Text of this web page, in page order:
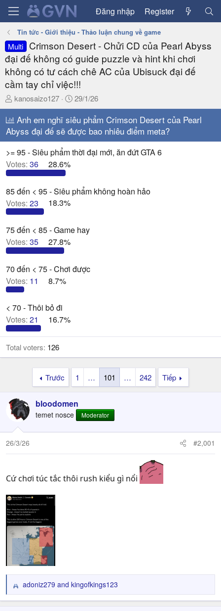
Đăng nhập Register
Tin tức - Giới thiệu - Thảo luận chung về game
Multi
Crimson Desert - Chửi CD của Pearl Abyss
đại đế không có guide puzzle và hint khi chơi
không có tư cách chê AC của Ubisuck đại đế
cầm tay chỉ việc!!!
T
h
e
a
d
s
t
r
t
kanosaizo127
N
g
à
y
g
ử
29/1/26
Anh em nghĩ siêu phẩm Crimson Desert của Pearl
Abyss đại đế sẽ được bao nhiêu điểm meta?
>= 95 - Siêu phẩm thời đại mới, ăn đứt GTA 6
Votes: 36 28.6%
85 đến < 95 - Siêu phẩm không hoàn hảo
Votes: 23 18.3%
75 đến < 85 - Game hay
Votes: 35 27.8%
70 đến < 75 - Chơi được
Votes: 11 8.7%
< 70 - Thôi bỏ đi
Votes: 21 16.7%
Total voters 126
Trước 1 … 101 … 242 Tiếp
bloodomen
temet nosce Moderator
26/3/26 #2,001
Cứ chơi túc tắc thôi rush kiểu gì nổi
R
e
adoniz279 and kingofkings123